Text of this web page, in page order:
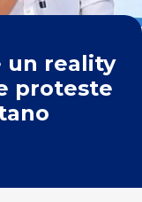
un reality
proteste